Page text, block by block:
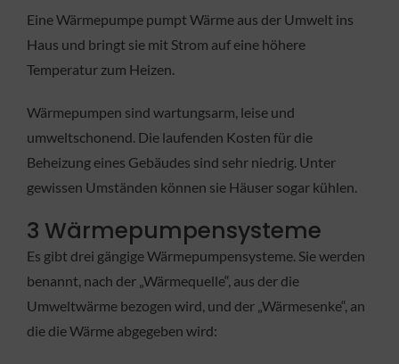
KONTAKT
Eine Wärmepumpe pumpt Wärme aus der Umwelt ins
Haus und bringt sie mit Strom auf eine höhere
Temperatur zum Heizen.
Wärmepumpen sind wartungsarm, leise und
umweltschonend. Die laufenden Kosten für die
Beheizung eines Gebäudes sind sehr niedrig. Unter
gewissen Umständen können sie Häuser sogar kühlen.
3 Wärmepumpensysteme
Es gibt drei gängige Wärmepumpensysteme. Sie werden
benannt, nach der „Wärmequelle“, aus der die
Umweltwärme bezogen wird, und der „Wärmesenke“, an
die die Wärme abgegeben wird: